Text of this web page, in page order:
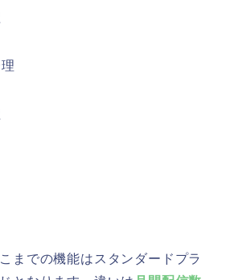
までの機能はスタンダードプラ